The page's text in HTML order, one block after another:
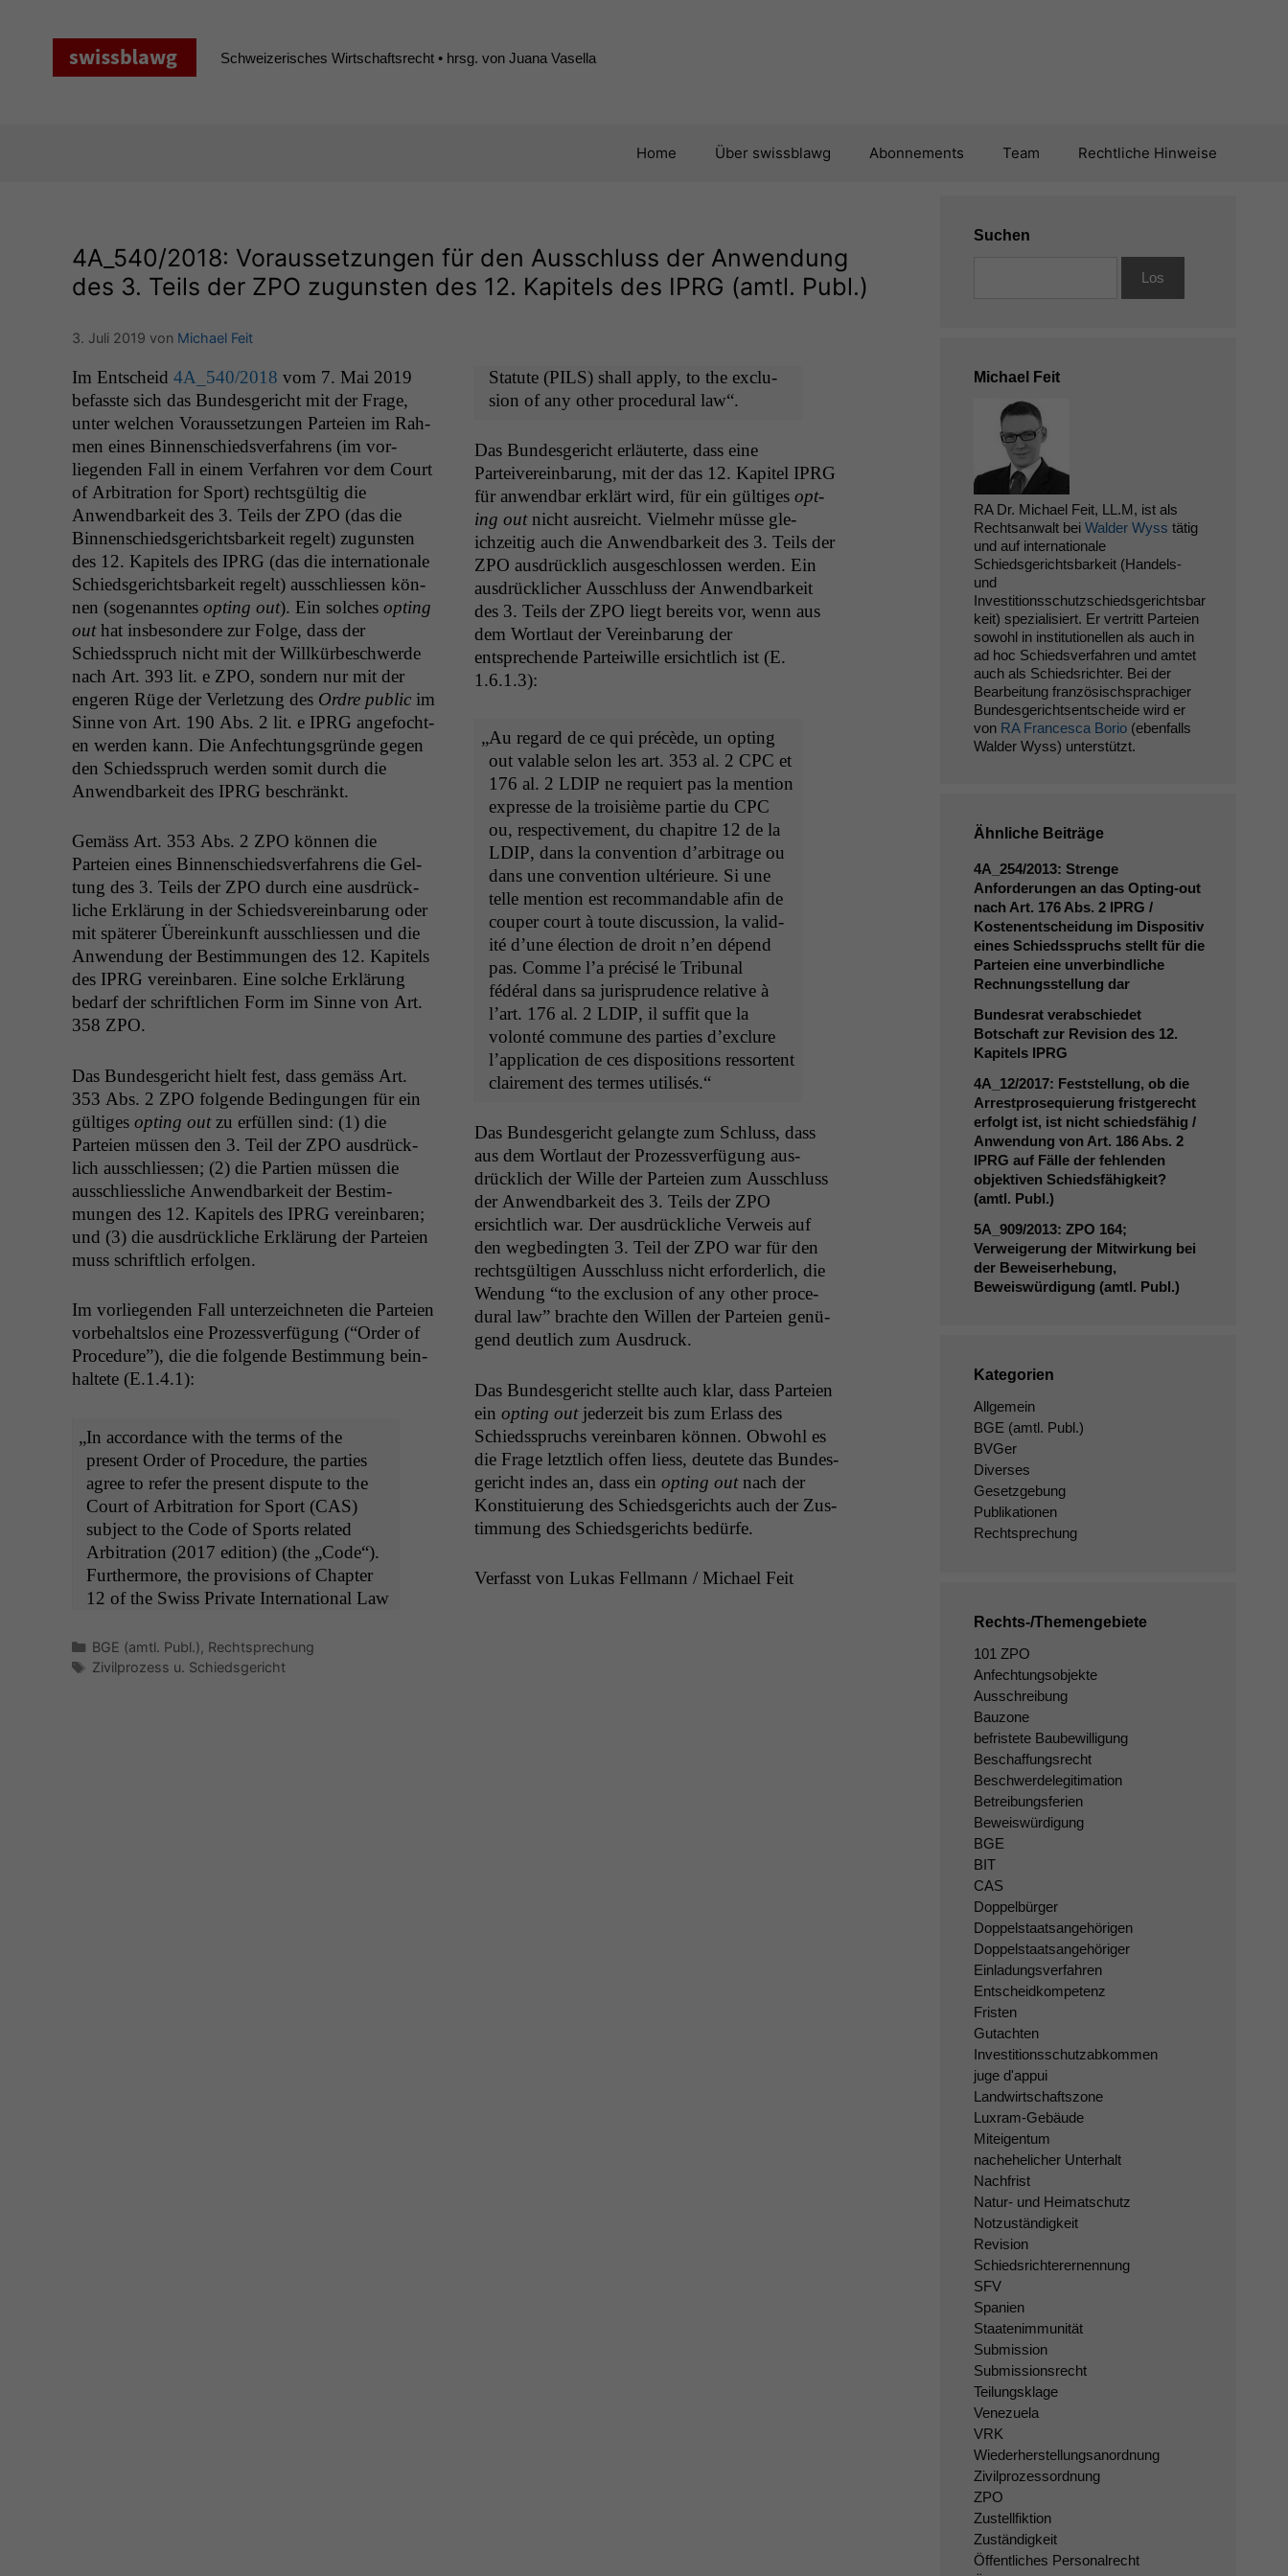
Schweizerisches Wirtschaftsrecht • hrsg. von Juana Vasella
Home Über swissblawg Abonnements Team Rechtliche Hinweise
4A_540/2018: Voraussetzungen für den Ausschluss der Anwendung
des 3. Teils der ZPO zugunsten des 12. Kapitels des IPRG (amtl. Publ.)
3. Juli 2019 von Michael Feit
Im Entscheid 4A_540/2018 vom 7. Mai 2019
befasste sich das Bun­des­gericht mit der Frage,
unter welchen Voraus­set­zun­gen Parteien im Rah­
men eines Bin­nen­schiedsver­fahrens (im vor­
liegen­den Fall in einem Ver­fahren vor dem Court
of Arbi­tra­tion for Sport) rechts­gültig die
Anwend­barkeit des 3. Teils der ZPO (das die
Bin­nen­schieds­gerichts­barkeit regelt) zugun­sten
des 12. Kapi­tels des IPRG (das die inter­na­tionale
Schieds­gerichts­barkeit regelt) auss­chliessen kön­
nen (soge­nan­ntes opt­ing out). Ein solch­es opt­ing
outhat ins­beson­dere zur Folge, dass der
Schiedsspruch nicht mit der Willkürbeschw­erde
nach Art. 393 lit. e ZPO, son­dern nur mit der
engeren Rüge der Ver­let­zung des Ordre pub­licim
Sinne von Art. 190 Abs. 2 lit. e IPRG ange­focht­
en wer­den kann. Die Anfech­tungs­gründe gegen
den Schiedsspruch wer­den somit durch die
Anwend­barkeit des IPRG beschränkt.
Gemäss Art. 353 Abs. 2 ZPO kön­nen die
Parteien eines Bin­nen­schiedsver­fahrens die Gel­
tung des 3. Teils der ZPO durch eine aus­drück­
liche Erk­lärung in der Schiedsvere­in­barung oder
mit später­er Übereinkun­ft auss­chliessen und die
Anwen­dung der Bes­tim­mungen des 12. Kapi­tels
des IPRG vere­in­baren. Eine solche Erk­lärung
bedarf der schriftlichen Form im Sinne von Art.
358 ZPO.
Das Bun­des­gericht hielt fest, dass gemäss Art.
353 Abs. 2 ZPO fol­gende Bedin­gun­gen für ein
gültiges opt­ing out zu erfüllen sind: (1) die
Parteien müssen den 3. Teil der ZPO aus­drück­
lich auss­chliessen; (2) die Par­tien müssen die
auss­chliessliche Anwend­barkeit der Bes­tim­
mungen des 12. Kapi­tels des IPRG vere­in­baren;
und (3) die aus­drück­liche Erk­lärung der Parteien
muss schriftlich erfolgen.
Im vor­liegen­den Fall unterze­ich­neten die Parteien
vor­be­halt­s­los eine Prozessver­fü­gung (“Order of
Pro­ce­dure”), die die fol­gende Bes­tim­mung bein­
hal­tete (E.1.4.1):
„In accor­dance with the terms of the
present Order of Pro­ce­dure, the par­ties
agree to refer the present dis­pute to the
Court of Arbi­tra­tion for Sport (CAS)
sub­ject to the Code of Sports relat­ed
Arbi­tra­tion (2017 edi­tion) (the „Code“).
Fur­ther­more, the pro­vi­sions of Chap­ter
12 of the Swiss Pri­vate Inter­na­tion­al Law
Statute (PILS) shall apply, to the exclu­
sion of any oth­er pro­ce­dur­al law“.
Das Bun­des­gericht erläuterte, dass eine
Parteivere­in­barung, mit der das 12. Kapi­tel IPRG
für anwend­bar erk­lärt wird, für ein gültiges opt­
ing outnicht aus­re­icht. Vielmehr müsse gle­
ichzeit­ig auch die Anwend­barkeit des 3. Teils der
ZPO aus­drück­lich aus­geschlossen wer­den. Ein
aus­drück­lich­er Auss­chluss der Anwend­barkeit
des 3. Teils der ZPO liegt bere­its vor, wenn aus
dem Wort­laut der Vere­in­barung der
entsprechende Partei­wille ersichtlich ist (E.
1.6.1.3):
„Au regard de ce qui précède, un opt­ing
out val­able selon les art. 353 al. 2 CPC et
176 al. 2 LDIP ne requiert pas la men­tion
expresse de la troisième par­tie du CPC
ou, respec­tive­ment, du chapitre 12 de la
LDIP, dans la con­ven­tion d’arbitrage ou
dans une con­ven­tion ultérieure. Si une
telle men­tion est recom­mand­able afin de
couper court à toute dis­cus­sion, la valid­
ité d’une élec­tion de droit n’en dépend
pas. Comme l’a pré­cisé le Tri­bunal
fédéral dans sa jurispru­dence rel­a­tive à
l’art. 176 al. 2 LDIP, il suf­fit que la
volon­té com­mune des par­ties d’exclure
l’application de ces dis­po­si­tions ressor­tent
claire­ment des ter­mes utilisés.“
Das Bun­des­gericht gelangte zum Schluss, dass
aus dem Wort­laut der Prozessver­fü­gung aus­
drück­lich der Wille der Parteien zum Auss­chluss
der Anwend­barkeit des 3. Teils der ZPO
ersichtlich war. Der aus­drück­liche Ver­weis auf
den wegbe­d­ingten 3. Teil der ZPO war für den
rechts­gülti­gen Auss­chluss nicht erforder­lich, die
Wen­dung “to the exclu­sion of any oth­er pro­ce­
dur­al law” brachte den Willen der Parteien genü­
gend deut­lich zum Ausdruck.
Das Bun­des­gericht stellte auch klar, dass Parteien
ein opt­ing outjed­erzeit bis zum Erlass des
Schiedsspruchs vere­in­baren kön­nen. Obwohl es
die Frage let­ztlich offen liess, deutete das Bun­des­
gericht indes an, dass ein opt­ing outnach der
Kon­sti­tu­ierung des Schieds­gerichts auch der Zus­
tim­mung des Schieds­gerichts bedürfe.
Ver­fasst von Lukas Fell­mann / Michael Feit
Kategorien
BGE (amtl. Publ.), Rechtsprechung
Schlagwörter
Zivilprozess u. Schiedsgericht
Suchen
Michael Feit
RA Dr. Michael Feit, LL.M, ist als
Rechtsanwalt bei Walder Wyss tätig
und auf internationale
Schiedsgerichtsbarkeit (Handels-
und
Investitionsschutzschiedsgerichtsbar
keit) spezialisiert. Er vertritt Parteien
sowohl in institutionellen als auch in
ad hoc Schiedsverfahren und amtet
auch als Schiedsrichter. Bei der
Bearbeitung französischsprachiger
Bundesgerichtsentscheide wird er
von RA Francesca Borio(ebenfalls
Walder Wyss) unterstützt.
Ähnliche Beiträge
4A_254/2013: Strenge
Anforderungen an das Opting-out
nach Art. 176 Abs. 2 IPRG /
Kostenentscheidung im Dispositiv
eines Schiedsspruchs stellt für die
Parteien eine unverbindliche
Rechnungsstellung dar
Bundesrat verabschiedet
Botschaft zur Revision des 12.
Kapitels IPRG
4A_12/2017: Feststellung, ob die
Arrestprosequierung fristgerecht
erfolgt ist, ist nicht schiedsfähig /
Anwendung von Art. 186 Abs. 2
IPRG auf Fälle der fehlenden
objektiven Schiedsfähigkeit?
(amtl. Publ.)
5A_909/2013: ZPO 164;
Verweigerung der Mitwirkung bei
der Beweiserhebung,
Beweiswürdigung (amtl. Publ.)
Kategorien
Allgemein
BGE (amtl. Publ.)
BVGer
Diverses
Gesetzgebung
Publikationen
Rechtsprechung
Rechts-/Themengebiete
101 ZPO
Anfechtungsobjekte
Ausschreibung
Bauzone
befristete Baubewilligung
Beschaffungsrecht
Beschwerdelegitimation
Betreibungsferien
Beweiswürdigung
BGE
BIT
CAS
Doppelbürger
Doppelstaatsangehörigen
Doppelstaatsangehöriger
Einladungsverfahren
Entscheidkompetenz
Fristen
Gutachten
Investitionsschutzabkommen
juge d'appui
Landwirtschaftszone
Luxram-Gebäude
Miteigentum
nachehelicher Unterhalt
Nachfrist
Natur- und Heimatschutz
Notzuständigkeit
Revision
Schiedsrichterernennung
SFV
Spanien
Staatenimmunität
Submission
Submissionsrecht
Teilungsklage
Venezuela
VRK
Wiederherstellungsanordnung
Zivilprozessordnung
ZPO
Zustellfiktion
Zuständigkeit
Öffentliches Personalrecht